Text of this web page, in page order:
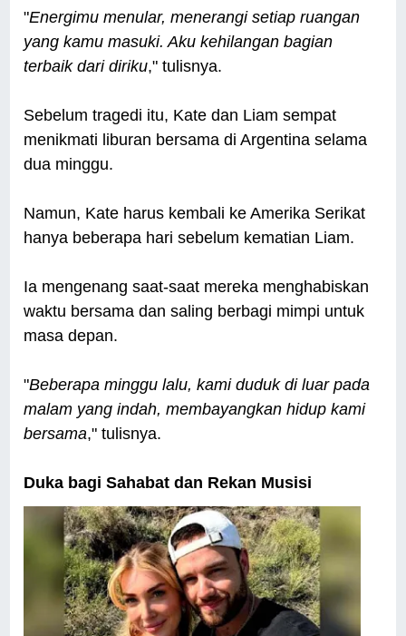
"Energimu menular, menerangi setiap ruangan
yang kamu masuki. Aku kehilangan bagian
terbaik dari diriku," tulisnya.
Sebelum tragedi itu, Kate dan Liam sempat
menikmati liburan bersama di Argentina selama
dua minggu.
Namun, Kate harus kembali ke Amerika Serikat
hanya beberapa hari sebelum kematian Liam.
Ia mengenang saat-saat mereka menghabiskan
waktu bersama dan saling berbagi mimpi untuk
masa depan.
"Beberapa minggu lalu, kami duduk di luar pada
malam yang indah, membayangkan hidup kami
bersama," tulisnya.
Duka bagi Sahabat dan Rekan Musisi